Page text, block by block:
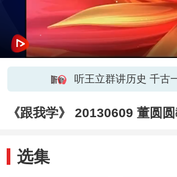
听王立群讲历史 千古
《跟我学》 20130609 董圆
选集